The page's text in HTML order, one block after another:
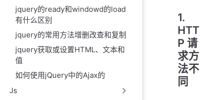
jquery的ready和windowd的load
有什么区别
jquery的常用方法增删改查和复制
jquery获取或设置HTML、文本和
值
如何使用jQuery中的Ajax的
Js
1.
HTT
P 请
求方
法不
同